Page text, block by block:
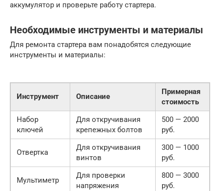
аккумулятор и проверьте работу стартера.
Необходимые инструменты и материалы
Для ремонта стартера вам понадобятся следующие
инструменты и материалы:
Инструмент Описание
Примерная
стоимость
Набор
ключей
Для откручивания
крепежных болтов
500 — 2000
руб.
Отвертка
Для откручивания
винтов
300 — 1000
руб.
Мультиметр
Для проверки
напряжения
800 — 3000
руб.